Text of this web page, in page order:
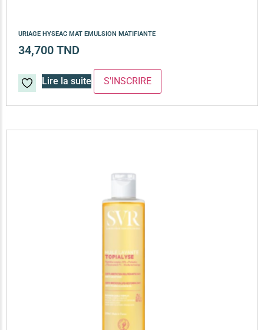
URIAGE HYSEAC MAT EMULSION MATIFIANTE
34,700 TND
Lire la suite